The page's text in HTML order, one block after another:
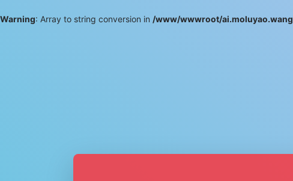
Warning: Array to string conversion in /www/wwwroot/